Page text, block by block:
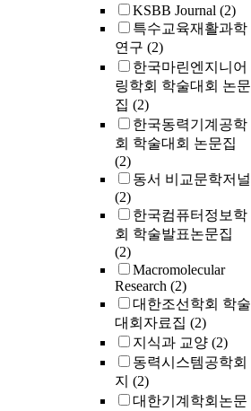
KSBB Journal (2)
특수교육재활과학
연구 (2)
한국마린엔지니어
링학회 학술대회 논문
집 (2)
한국동력기계공학
회 학술대회 논문집
(2)
동서 비교문학저널
(2)
한국컴퓨터정보학
회 학술발표논문집
(2)
Macromolecular
Research (2)
대한조선학회 학술
대회자료집 (2)
지식과 교양 (2)
동력시스템공학회
지 (2)
대한기계학회논문